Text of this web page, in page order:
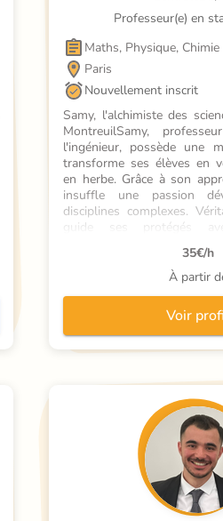
Professeur(e) en
Maths, Physique, Chimie
Paris
Nouvellement inscrit
Samy, l'alchimiste des
MontreuilSamy,
l'ingénieur, possède une
transforme ses élèves en
en herbe. Grâce à son
insuffle une passion
disciplines complexes.
guide ses protégés
chirurgicale,
chaque concept. Ses
initiatique où la théorie
35€/h
À partir
Voir